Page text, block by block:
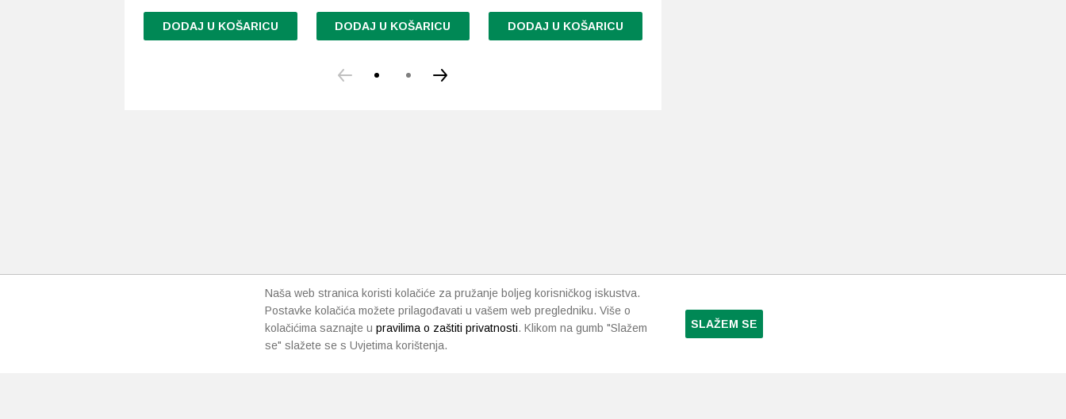
DODAJ U KOŠARICU DODAJ U KOŠARICU DODAJ U KOŠARICU
Naša web stranica koristi kolačiće za pružanje boljeg korisničkog iskustva.
Postavke kolačića možete prilagođavati u vašem web pregledniku. Više o
kolačićima saznajte u pravilima o zaštiti privatnosti. Klikom na gumb "Slažem
se" slažete se s Uvjetima korištenja.
SLAŽEM SE